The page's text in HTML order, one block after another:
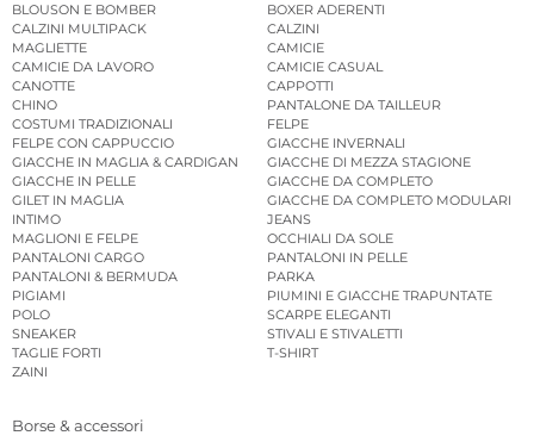
BLOUSON E BOMBER
BOXER ADERENTI
CALZINI MULTIPACK
CALZINI
MAGLIETTE
CAMICIE
CAMICIE DA LAVORO
CAMICIE CASUAL
CANOTTE
CAPPOTTI
CHINO
PANTALONE DA TAILLEUR
COSTUMI TRADIZIONALI
FELPE
FELPE CON CAPPUCCIO
GIACCHE INVERNALI
GIACCHE IN MAGLIA & CARDIGAN
GIACCHE DI MEZZA STAGIONE
GIACCHE IN PELLE
GIACCHE DA COMPLETO
GILET IN MAGLIA
GIACCHE DA COMPLETO MODULARI
INTIMO
JEANS
MAGLIONI E FELPE
OCCHIALI DA SOLE
PANTALONI CARGO
PANTALONI IN PELLE
PANTALONI & BERMUDA
PARKA
PIGIAMI
PIUMINI E GIACCHE TRAPUNTATE
POLO
SCARPE ELEGANTI
SNEAKER
STIVALI E STIVALETTI
TAGLIE FORTI
T-SHIRT
ZAINI
Borse & accessori